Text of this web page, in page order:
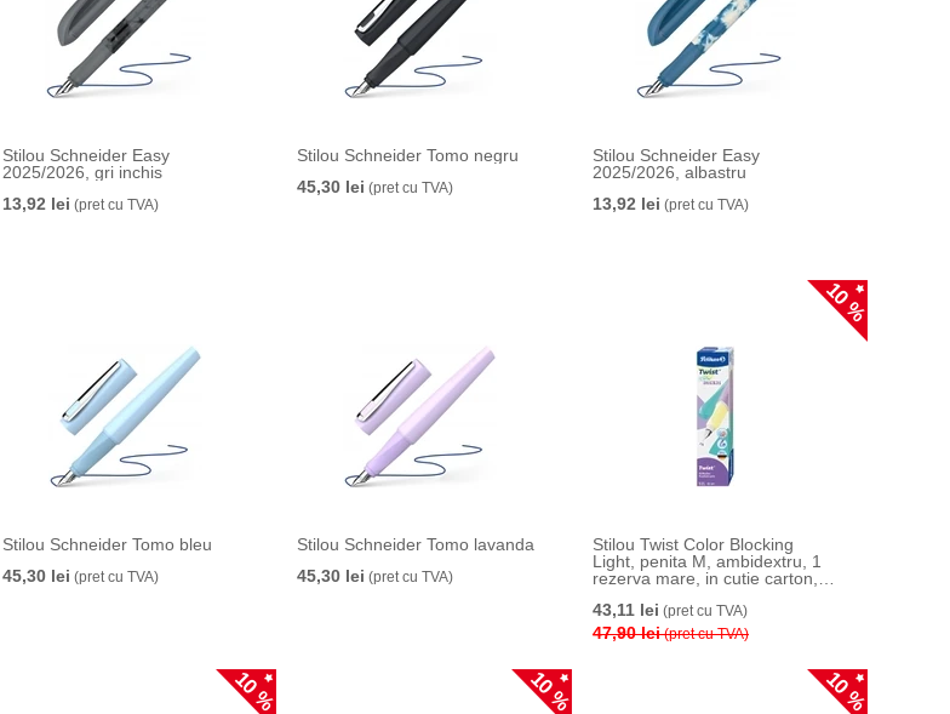
Stilou Schneider Easy
2025/2026, gri inchis
13,92 lei (pret cu TVA)
Stilou Schneider Tomo negru
45,30 lei (pret cu TVA)
Stilou Schneider Easy
2025/2026, albastru
13,92 lei (pret cu TVA)
Stilou Schneider Tomo bleu
45,30 lei (pret cu TVA)
Stilou Schneider Tomo lavanda
45,30 lei (pret cu TVA)
10 %
Stilou Twist Color Blocking
Light, penita M, ambidextru, 1
rezerva mare, in cutie carton,
43,11 lei (pret cu TVA)
47,90 lei(pret cu TVA)
10 % 10 % 10 %